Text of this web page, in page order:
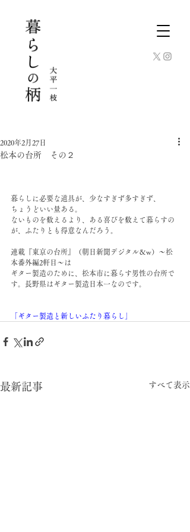
松本の台所 その２
2020年2月27日
暮らしに必要な道具が、少なすぎず多すぎず、
ちょうどいい量ある。
ないものを数えるより、ある喜びを数えて暮らすの
が、ふたりとも得意なんだろう。
連載『東京の台所』（朝日新聞デジタル＆w）〜松
本番外編2軒目〜は
ギター製造のために、松本市に暮らす男性の台所で
す。長野県はギター製造日本一なのです。
「ギター製造と新しいふたり暮らし」
最新記事 すべて表示